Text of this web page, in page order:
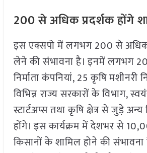
200 से अधिक प्रदर्शक होंगे
इस एक्सपो में लगभग 200 से अधिक
लेने की संभावना है। इनमें लगभग 20
निर्माता कंपनियां, 25 कृषि मशीनरी
विभिन्न राज्य सरकारों के विभाग,
स्टार्टअप्स तथा कृषि क्षेत्र से जुड़े
होंगे। इस कार्यक्रम में देशभर से
किसानों के शामिल होने की